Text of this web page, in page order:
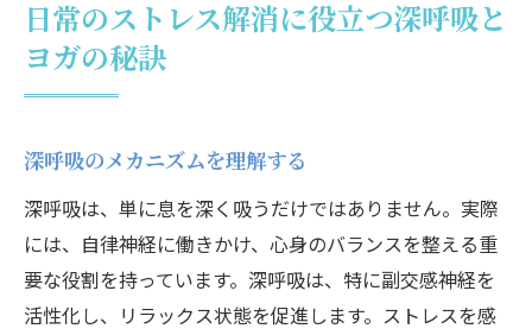
日常生活にヨガを取り入れる方法
深呼吸で自律神経を整える方法と効果的なヨガ
自律神経と深呼吸の関係性を探る
初心者にもおすすめの深呼吸法
自律神経を整えるヨガの基本ポーズ
深呼吸で体の緊張を解きほぐす
ヨガポーズで交感神経を緩和する
日常のストレス解消に役立つ深呼吸と
ヨガの秘訣
深呼吸のメカニズムを理解する
深呼吸は、単に息を深く吸うだけではありません。実際
には、自律神経に働きかけ、心身のバランスを整える重
要な役割を持っています。深呼吸は、特に副交感神経を
活性化し、リラックス状態を促進します。ストレスを感